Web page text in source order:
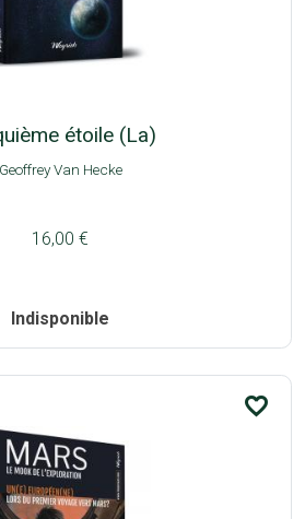
étoile (La)
Geoffrey Van Hecke
16,00 €
Indisponible
favorite_border